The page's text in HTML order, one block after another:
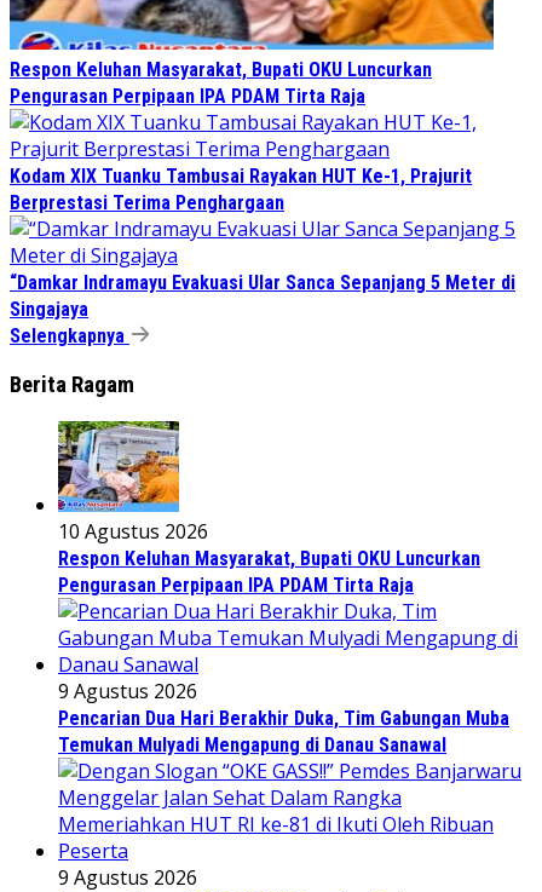
Respon Keluhan Masyarakat, Bupati OKU Luncurkan
Pengurasan Perpipaan IPA PDAM Tirta Raja
Kodam XIX Tuanku Tambusai Rayakan HUT Ke-1, Prajurit
Berprestasi Terima Penghargaan
“Damkar Indramayu Evakuasi Ular Sanca Sepanjang 5 Meter di
Singajaya
Selengkapnya
Berita Ragam
10 Agustus 2026
Respon Keluhan Masyarakat, Bupati OKU Luncurkan
Pengurasan Perpipaan IPA PDAM Tirta Raja
9 Agustus 2026
Pencarian Dua Hari Berakhir Duka, Tim Gabungan Muba
Temukan Mulyadi Mengapung di Danau Sanawal
9 Agustus 2026